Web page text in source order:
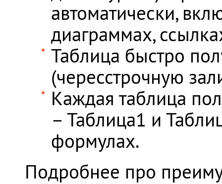
автоматически,
диаграммах,
Таблица быстро
(чересстрочную
Каждая таблица
– Таблица1 и
формулах.
Подробнее про